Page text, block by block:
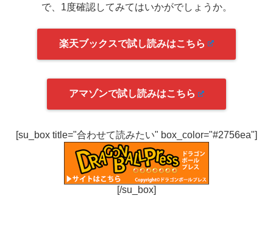
で、1度確認してみてはいかがでしょうか。
楽天ブックスで試し読みはこちら
アマゾンで試し読みはこちら
[su_box title="合わせて読みたい" box_color="#2756ea"]
[/su_box]